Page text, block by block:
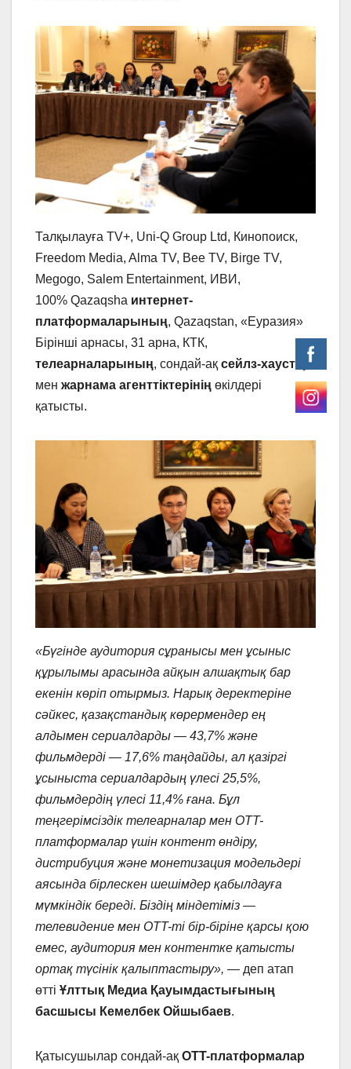
Талқылауға TV+, Uni-Q Group Ltd, Кинопоиск,
Freedom Media, Alma TV, Bee TV, Birge TV,
Megogo, Salem Entertainment, ИВИ,
100% Qazaqsha интернет-
платформаларының, Qazaqstan, «Еуразия»
Бірінші арнасы, 31 арна, КТК,
телеарналарының, сондай-ақ сейлз-хаустар
мен жарнама агенттіктерінің өкілдері
қатысты.
«Бүгінде аудитория сұранысы мен ұсыныс
құрылымы арасында айқын алшақтық бар
екенін көріп отырмыз. Нарық деректеріне
сәйкес, қазақстандық көрермендер ең
алдымен сериалдарды — 43,7% және
фильмдерді — 17,6% таңдайды, ал қазіргі
ұсыныста сериалдардың үлесі 25,5%,
фильмдердің үлесі 11,4% ғана. Бұл
теңгерімсіздік телеарналар мен OTT-
платформалар үшін контент өндіру,
дистрибуция және монетизация модельдері
аясында бірлескен шешімдер қабылдауға
мүмкіндік береді. Біздің міндетіміз —
телевидение мен OTT-ті бір-біріне қарсы қою
емес, аудитория мен контентке қатысты
ортақ түсінік қалыптастыру», — деп атап
өтті Ұлттық Медиа Қауымдастығының
басшысы Кемелбек Ойшыбаев.
Қатысушылар сондай-ақ OTT-платформалар